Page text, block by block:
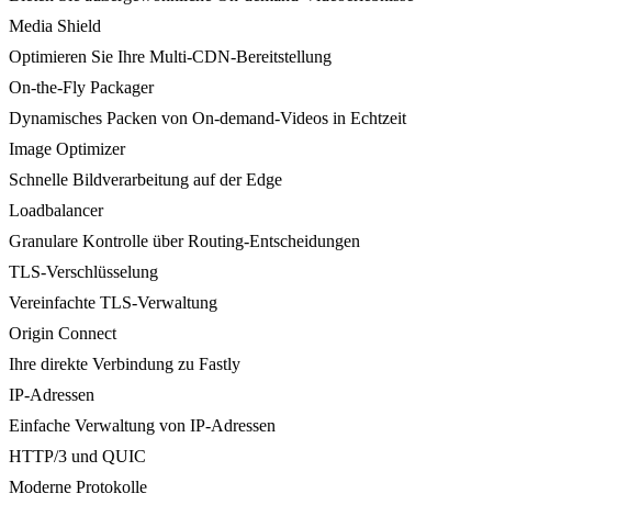
Media Shield
Optimieren Sie Ihre Multi-CDN-Bereitstellung
On-the-Fly Packager
Dynamisches Packen von On-demand-Videos in Echtzeit
Image Optimizer
Schnelle Bildverarbeitung auf der Edge
Loadbalancer
Granulare Kontrolle über Routing-Entscheidungen
TLS-Verschlüsselung
Vereinfachte TLS-Verwaltung
Origin Connect
Ihre direkte Verbindung zu Fastly
IP-Adressen
Einfache Verwaltung von IP-Adressen
HTTP/3 und QUIC
Moderne Protokolle